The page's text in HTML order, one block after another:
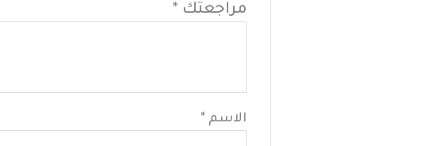
مراجعتك *
الاسم*